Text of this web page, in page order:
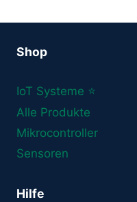
Shop
IoT Systeme ⭐
Alle Produkte
Mikrocontroller
Sensoren
Hilfe